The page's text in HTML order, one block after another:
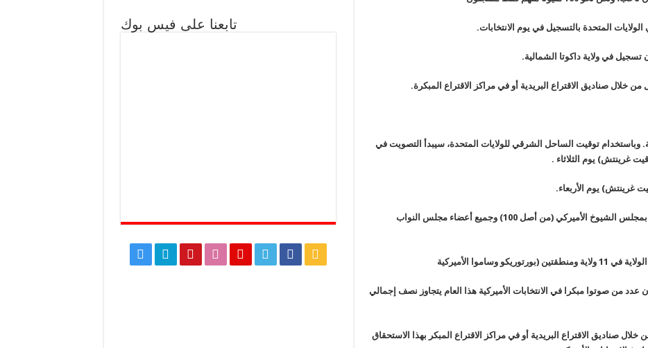
في ولاية داكوتا الشمالية.
عبر 6 مناطق زمنية. وباستخدام توقيت الساحل الشرقي للولايات المتحدة، سيبدأ التصويت في
كما يصوت الناخبون أيضا لاختيار 34 عضوا بمجلس الشيوخ الأميركي (من أصل 100) وجميع أعضاء مجلس النواب
وساموا الأميركية
من صوتوا مبكرا في الانتخابات الأميركية هذا العام يتجاوز نصف إجمالي
من خلال صناديق الاقتراع البريدية أو في مراكز الاقتراع المبكر بهذا الاستحقاق
تابعنا على فيس بوك